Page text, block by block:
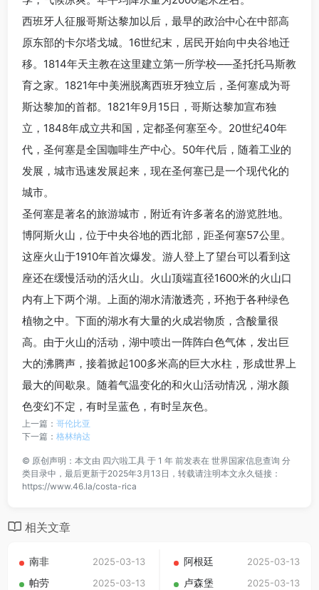
西班牙人征服哥斯达黎加以后，最早的政治中心在中部高
原东部的卡尔塔戈城。16世纪末，居民开始向中央谷地迁
移。1814年天主教在这里建立第一所学校──圣托托马斯教
育之家。1821年中美洲脱离西班牙独立后，圣何塞成为哥
斯达黎加的首都。1821年9月15日，哥斯达黎加宣布独
立，1848年成立共和国，定都圣何塞至今。20世纪40年
代，圣何塞是全国咖啡生产中心。50年代后，随着工业的
发展，城市迅速发展起来，现在圣何塞已是一个现代化的
城市。
圣何塞是著名的旅游城市，附近有许多著名的游览胜地。
博阿斯火山，位于中央谷地的西北部，距圣何塞57公里。
这座火山于1910年首次爆发。游人登上了望台可以看到这
座还在缓慢活动的活火山。火山顶端直径1600米的火山口
内有上下两个湖。上面的湖水清澈透亮，环抱于各种绿色
植物之中。下面的湖水有大量的火成岩物质，含酸量很
高。由于火山的活动，湖中喷出一阵阵白色气体，发出巨
大的沸腾声，接着掀起100多米高的巨大水柱，形成世界上
最大的间歇泉。随着气温变化的和火山活动情况，湖水颜
色变幻不定，有时呈蓝色，有时呈灰色。
上一篇： 哥伦比亚
下一篇： 格林纳达
© 原创声明：本文由 四六啦工具 于 1 年 前发表在 世界国家信息查询 分
类目录中，最后更新于2025年3月13日，转载请注明本文永久链接：
https://www.46.la/costa-rica
相关文章
南非 2025-03-13 阿根廷 2025-03-13
帕劳 2025-03-13 卢森堡 2025-03-13